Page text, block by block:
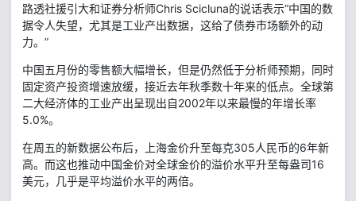
路透社援引大和证券分析师Chris Scicluna的说话表示“中国的数
据令人失望，尤其是工业产出数据，这给了债券市场额外的动
力。”
中国五月份的零售额大幅增长，但是仍然低于分析师预期，同时
固定资产投资增速放缓，接近去年秋季数十年来的低点。全球第
二大经济体的工业产出呈现出自2002年以来最慢的年增长率
5.0%。
在周五的新数据公布后，上海金价升至每克305人民币的6年新
高。而这也推动中国金价对全球金价的溢价水平升至每盎司16
美元，几乎是平均溢价水平的两倍。